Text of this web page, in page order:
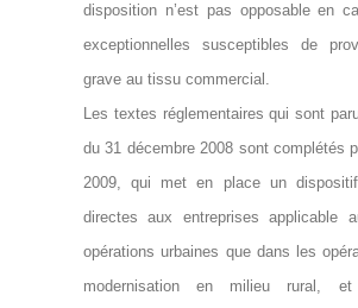
disposition n’est pas opposable en
exceptionnelles susceptibles de
grave au tissu commercial.
Les textes réglementaires qui sont
du 31 décembre 2008 sont complétés
2009, qui met en place un dispositif
directes aux entreprises applicable
opérations urbaines que dans les
modernisation en milieu rural,